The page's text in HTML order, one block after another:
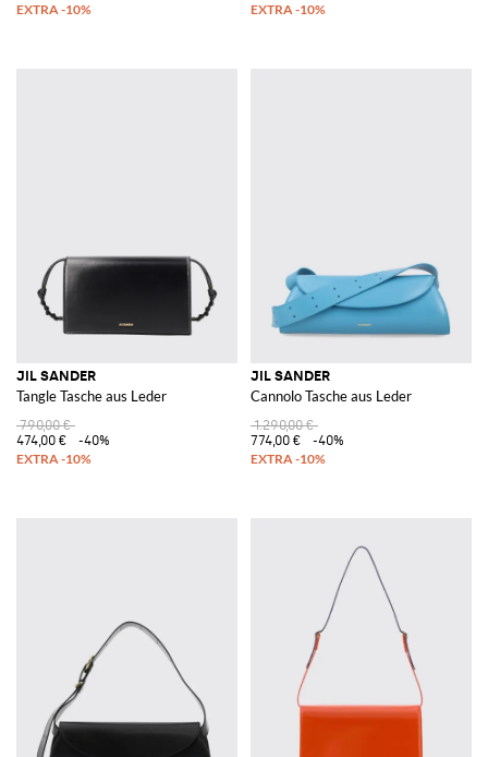
JIL SANDER
Tangle Tasche aus Leder
790,00 €
474,00 €
-40%
JIL SANDER
Cannolo Tasche aus Leder
1.290,00 €
774,00 €
-40%